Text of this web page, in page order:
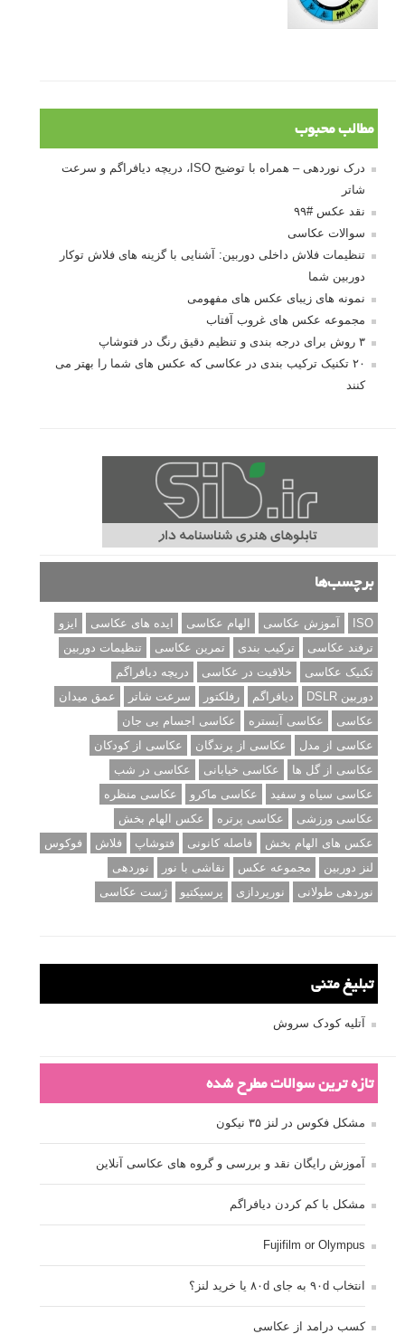
مطالب محبوب
درک نوردهی – همراه با توضیح ISO، دریچه دیافراگم و سرعت
شاتر
نقد عکس #۹۹
سوالات عکاسی
تنظیمات فلاش داخلی دوربین: آشنایی با گزینه های فلاش توکار
دوربین شما
نمونه های زیبای عکس های مفهومی
مجموعه عکس های غروب آفتاب
۳ روش برای درجه بندی و تنظیم دقیق رنگ در فتوشاپ
۲۰ تکنیک ترکیب بندی در عکاسی که عکس های شما را بهتر می
کنند
برچسب‌ها
ISO آموزش عکاسی الهام عکاسی ایده های عکاسی
ایزو
ترفند عکاسی
ترکیب بندی تمرین عکاسی
تنظیمات دوربین
تکنیک عکاسی
خلاقیت در عکاسی
دریچه دیافراگم
دوربین DSLR
دیافراگم رفلکتور سرعت شاتر
عمق میدان
عکاسی
عکاسی آبستره
عکاسی اجسام بی جان
عکاسی از مدل
عکاسی از پرندگان
عکاسی از کودکان
عکاسی از گل ها
عکاسی خیابانی
عکاسی در شب
عکاسی سیاه و سفید
عکاسی ماکرو
عکاسی منظره
عکاسی ورزشی
عکاسی پرتره
عکس الهام بخش
عکس های الهام بخش
فاصله کانونی فتوشاپ فلاش
فوکوس
لنز دوربین
مجموعه عکس نقاشی با نور
نوردهی
نوردهی طولانی
نورپردازی پرسپکتیو ژست عکاسی
تبلیغ متنی
آتلیه کودک سروش
تازه ترین سوالات مطرح شده
مشکل فکوس در لنز ۳۵ نیکون
آموزش رایگان نقد و بررسی و گروه های عکاسی آنلاین
مشکل با کم کردن دیافراگم
Fujifilm or Olympus
انتخاب ۹۰d به جای ۸۰d یا خرید لنز؟
کسب درامد از عکاسی